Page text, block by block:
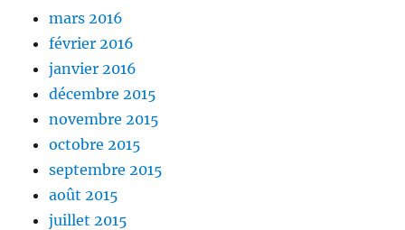
mars 2016
février 2016
janvier 2016
décembre 2015
novembre 2015
octobre 2015
septembre 2015
août 2015
juillet 2015